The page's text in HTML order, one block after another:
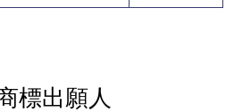
標出願人